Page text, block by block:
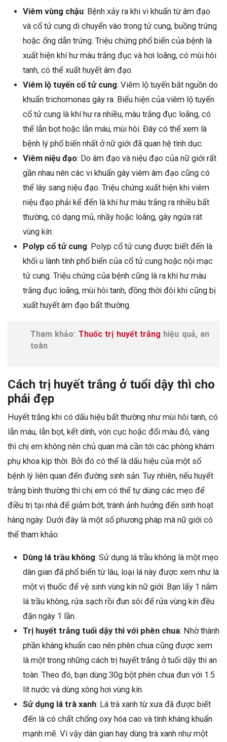
Viêm vùng chậu: Bệnh xảy ra khi vi khuẩn từ âm đạo
và cổ tử cung di chuyển vào trong tử cung, buồng trứng
hoặc ống dẫn trứng. Triệu chứng phổ biến của bệnh là
xuất hiện khí hư màu trắng đục và hơi loãng, có mùi hôi
tanh, có thể xuất huyết âm đạo.
Viêm lộ tuyến cổ tử cung: Viêm lộ tuyến bắt nguồn do
khuẩn trichomonas gây ra. Biểu hiện của viêm lộ tuyến
cổ tử cung là khí hư ra nhiều, màu trắng đục loãng, có
thể lẫn bọt hoặc lẫn máu, mùi hôi. Đây có thể xem là
bệnh lý phổ biến nhất ở nữ giới đã quan hệ tình dục.
Viêm niệu đạo: Do âm đạo và niệu đạo của nữ giới rất
gần nhau nên các vi khuẩn gây viêm âm đạo cũng có
thể lây sang niệu đạo. Triệu chứng xuất hiện khi viêm
niệu đạo phải kể đến là khí hư màu trắng ra nhiều bất
thường, có dạng mủ, nhầy hoặc loãng, gây ngứa rát
vùng kín.
Polyp cổ tử cung: Polyp cổ tử cung được biết đến là
khối u lành tính phổ biến của cổ tử cung hoặc nội mạc
tử cung. Triệu chứng của bệnh cũng là ra khí hư màu
trắng đục loãng, mùi hôi tanh, đồng thời đôi khi cũng bị
xuất huyết âm đạo bất thường.
Tham khảo: Thuốc trị huyết trắng hiệu quả, an
toàn
Cách trị huyết trắng ở tuổi dậy thì cho
phái đẹp
Huyết trắng khi có dấu hiệu bất thường như mùi hôi tanh, có
lẫn máu, lẫn bọt, kết dính, vón cục hoặc đổi màu đỏ, vàng
thì chị em không nên chủ quan mà cần tới các phòng khám
phụ khoa kịp thời. Bởi đó có thể là dấu hiệu của một số
bệnh lý liên quan đến đường sinh sản. Tuy nhiên, nếu huyết
trắng bình thường thì chị em có thể tự dùng các mẹo để
điều trị tại nhà để giảm bớt, tránh ảnh hưởng đến sinh hoạt
hàng ngày. Dưới đây là một số phương pháp mà nữ giới có
thể tham khảo:
Dùng lá trầu không: Sử dụng lá trầu không là một mẹo
dân gian đã phổ biến từ lâu, loại lá này được xem như là
một vị thuốc để vệ sinh vùng kín nữ giới. Bạn lấy 1 nắm
lá trầu không, rửa sạch rồi đun sôi để rửa vùng kín đều
đặn ngày 1 lần.
Trị huyết trắng tuổi dậy thì với phèn chua: Nhờ thành
phần kháng khuẩn cao nên phèn chua cũng được xem
là một trong những cách trị huyết trắng ở tuổi dậy thì an
toàn. Theo đó, bạn dùng 30g bột phèn chua đun với 1.5
lít nước và dùng xông hơi vùng kín.
Sử dụng lá trà xanh: Lá trà xanh từ xưa đã được biết
đến là có chất chống oxy hóa cao và tính kháng khuẩn
mạnh mẽ. Vì vậy dân gian hay dùng trà xanh như một